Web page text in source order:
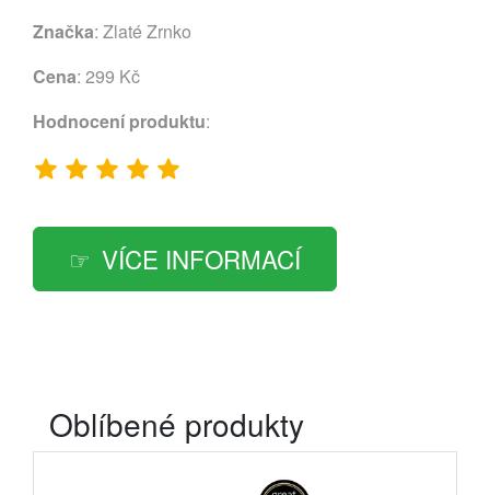
Značka: Zlaté Zrnko
Cena: 299 Kč
Hodnocení produktu:
VÍCE INFORMACÍ
Oblíbené produkty